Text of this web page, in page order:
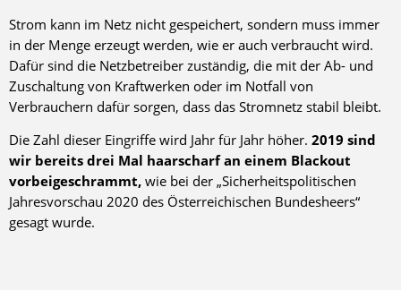
Strom kann im Netz nicht gespeichert, sondern muss immer
in der Menge erzeugt werden, wie er auch verbraucht wird.
Dafür sind die Netzbetreiber zuständig, die mit der Ab- und
Zuschaltung von Kraftwerken oder im Notfall von
Verbrauchern dafür sorgen, dass das Stromnetz stabil bleibt.
Die Zahl dieser Eingriffe wird Jahr für Jahr höher. 2019 sind
wir bereits drei Mal haarscharf an einem Blackout
vorbeigeschrammt, wie bei der „Sicherheits­politischen
Jahresvorschau 2020 des Österreichischen Bundesheers“
gesagt wurde.